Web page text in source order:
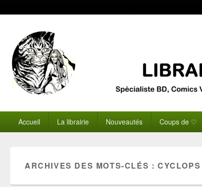
principalAccueil La librairie Nouveautés Coups de ♡
ARCHIVES DES MOTS-CLÉS :CYCLOPS